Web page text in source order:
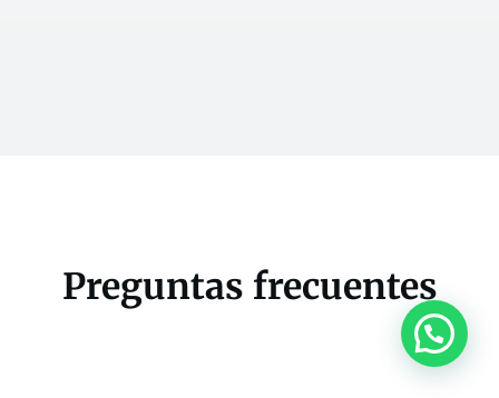
Preguntas frecuentes